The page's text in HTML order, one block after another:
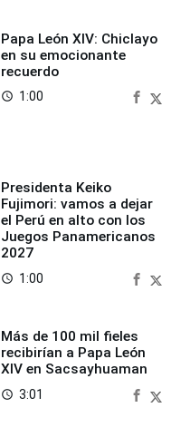
Papa León XIV: Chiclayo
en su emocionante
recuerdo
access_time 1:00
Presidenta Keiko
Fujimori: vamos a dejar
el Perú en alto con los
Juegos Panamericanos
2027
access_time 1:00
Más de 100 mil fieles
recibirían a Papa León
XIV en Sacsayhuaman
access_time 3:01